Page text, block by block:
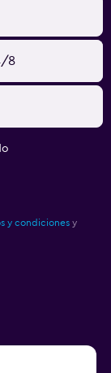
8
y condiciones y